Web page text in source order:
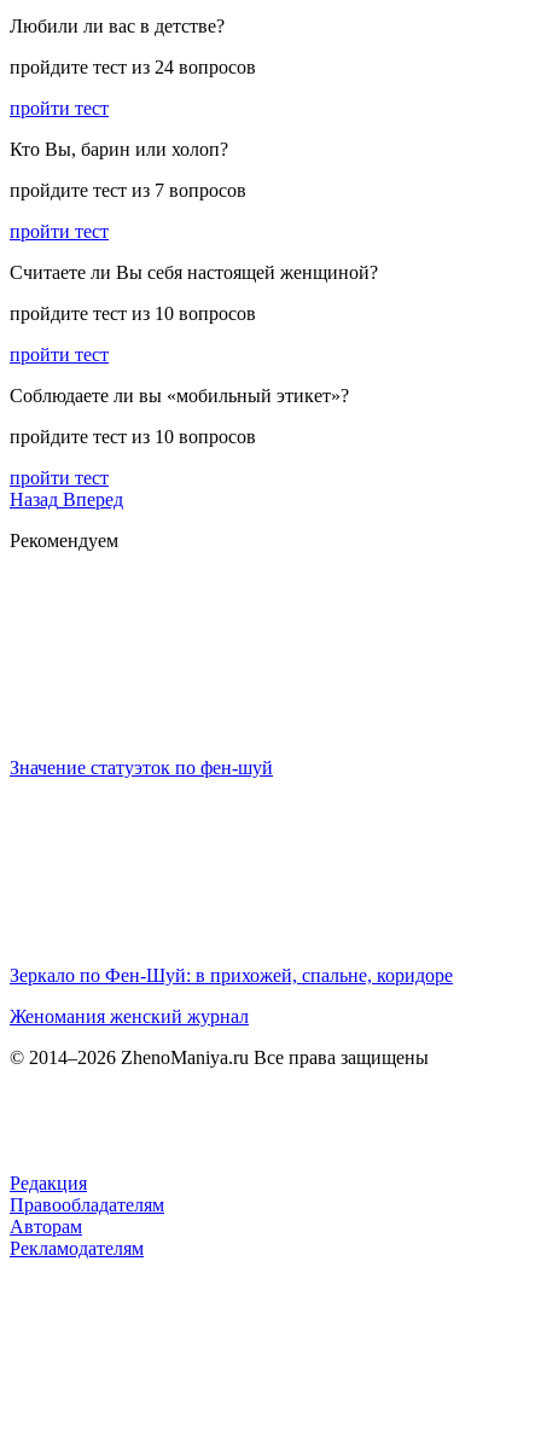
Любили ли вас в детстве?
пройдите тест из 24 вопросов
пройти тест
Кто Вы, барин или холоп?
пройдите тест из 7 вопросов
пройти тест
Считаете ли Вы себя настоящей женщиной?
пройдите тест из 10 вопросов
пройти тест
Соблюдаете ли вы «мобильный этикет»?
пройдите тест из 10 вопросов
пройти тест
Назад Вперед
Рекомендуем
Значение статуэток по фен-шуй
Зеркало по Фен-Шуй: в прихожей, спальне, коридоре
Женомания женский журнал
© 2014–2026 ZhenoManiya.ru Все права защищены
Редакция
Правообладателям
Авторам
Рекламодателям